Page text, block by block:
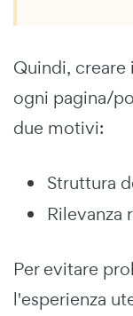
Quindi,
ogni pagina/
due motivi:
Struttura
Rilevanza
Per evitare
l'esperienza